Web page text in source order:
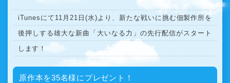
iTunesにて11月21日(水)より、新たな戦いに挑む佃製作所を
後押しする雄大な新曲「大いなる力」の先行配信がスタート
します！
原作本を35名様にプレゼント！